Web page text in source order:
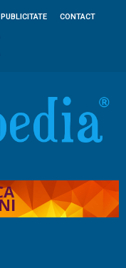
PUBLICITATE CONTACT